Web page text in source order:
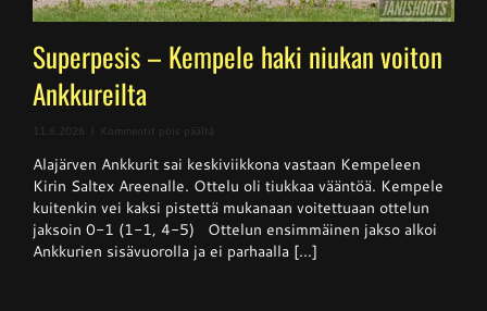
Superpesis – Kempele haki niukan voiton
Ankkureilta
11.6.2026 Kommentit pois päältä
–
Kempele
haki
niukan
voiton
Ankkureilta
Alajärven Ankkurit sai keskiviikkona vastaan Kempeleen
Kirin Saltex Areenalle. Ottelu oli tiukkaa vääntöä. Kempele
kuitenkin vei kaksi pistettä mukanaan voitettuaan ottelun
jaksoin 0-1 (1-1, 4-5) Ottelun ensimmäinen jakso alkoi
Ankkurien sisävuorolla ja ei parhaalla [...]